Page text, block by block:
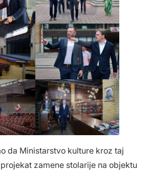
da Ministarstvo kulture kroz taj
zamene stolarije na objektu